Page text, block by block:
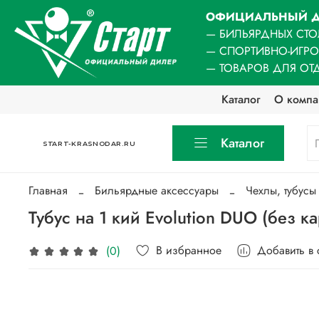
ОФИЦИАЛЬНЫЙ
— БИЛЬЯРДНЫХ
— СПОРТИВНО-
— ТОВАРОВ ДЛЯ
Каталог
О
START-KRASNODAR.RU Каталог
Главная Бильярдные аксессуары Чехлы,
Тубус на 1 кий Evolution DUO (без
(0) В избранное Добавить в